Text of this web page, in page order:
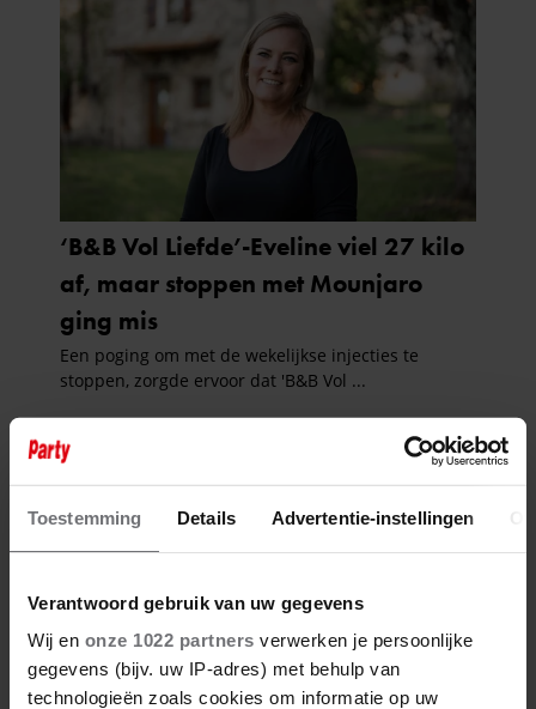
Toestemming Details Advertentie-instellingen
Verantwoord gebruik van uw gegevens
Wij en onze 1022 partners verwerken je persoonlijke
gegevens (bijv. uw IP-adres) met behulp van
technologieën zoals cookies om informatie op uw